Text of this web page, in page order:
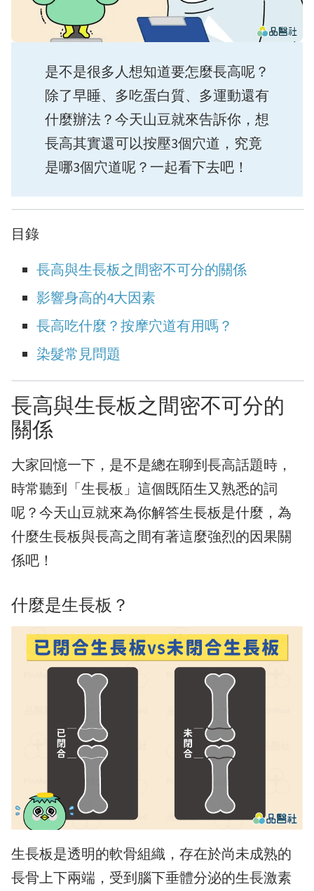
是不是很多人想知道要怎麼長高呢？
除了早睡、多吃蛋白質、多運動還有
什麼辦法？今天山豆就來告訴你，想
長高其實還可以按壓3個穴道，究竟
是哪3個穴道呢？一起看下去吧！
目錄
長高與生長板之間密不可分的關係
影響身高的4大因素
長高吃什麼？按摩穴道有用嗎？
染髮常見問題
長高與生長板之間密不可分的
關係
大家回憶一下，是不是總在聊到長高話題時，
時常聽到「生長板」這個既陌生又熟悉的詞
呢？今天山豆就來為你解答生長板是什麼，為
什麼生長板與長高之間有著這麼強烈的因果關
係吧！
什麼是生長板？
生長板是透明的軟骨組織，存在於尚未成熟的
長骨上下兩端，受到腦下垂體分泌的生長激素